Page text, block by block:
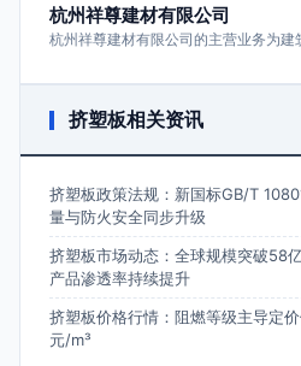
杭州祥尊建材有限公司
杭州祥尊建材有限公司的主营业务为建
挤塑板相关资讯
挤塑板政策法规：新国标GB/T
量与防火安全同步升级
挤塑板市场动态：全球规模突破58
产品渗透率持续提升
挤塑板价格行情：阻燃等级主导定
元/m³